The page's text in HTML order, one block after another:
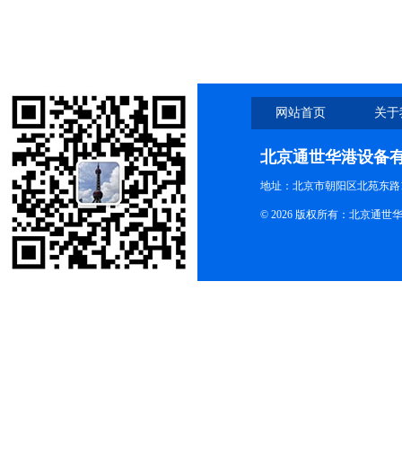
网站首页 关
北京通世华港设备
地址：北京市朝阳区北苑东路
© 2026 版权所有：北京通世